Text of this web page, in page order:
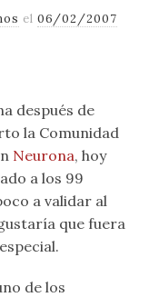
el 06/02/2007
después de
la Comunidad
Neurona, hoy
a los 99
a validar al
que fuera
de los